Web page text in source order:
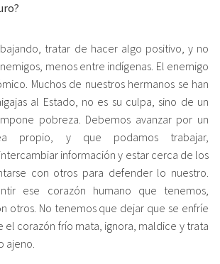
tratar de hacer algo positivo, y no
menos entre indígenas. El enemigo
Muchos de nuestros hermanos se han
al Estado, no es su culpa, sino de un
pobreza. Debemos avanzar por un
propio, y que podamos trabajar,
información y estar cerca de los
con otros para defender lo nuestro.
ese corazón humano que tenemos,
otros. No tenemos que dejar que se enfríe
el corazón frío mata, ignora, maldice y trata
ajeno.